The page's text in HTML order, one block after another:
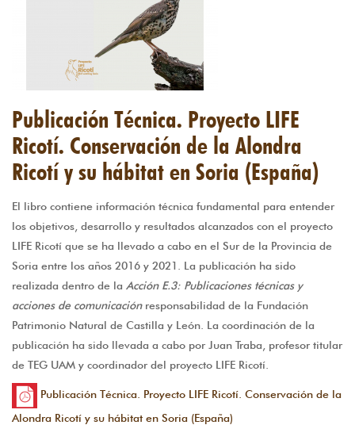
Publicación Técnica. Proyecto LIFE
Ricotí. Conservación de la Alondra
Ricotí y su hábitat en Soria (España)
El libro contiene información técnica fundamental para entender
los objetivos, desarrollo y resultados alcanzados con el proyecto
LIFE Ricotí que se ha llevado a cabo en el Sur de la Provincia de
Soria entre los años 2016 y 2021. La publicación ha sido
realizada dentro de la Acción E.3: Publicaciones técnicas y
acciones de comunicaciónresponsabilidad de la Fundación
Patrimonio Natural de Castilla y León. La coordinación de la
publicación ha sido llevada a cabo por Juan Traba, profesor titular
de TEG UAM y coordinador del proyecto LIFE Ricotí.
Publicación Técnica. Proyecto LIFE Ricotí. Conservación de la
Alondra Ricotí y su hábitat en Soria (España)